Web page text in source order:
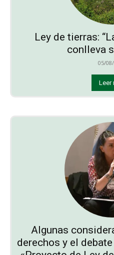
Ley de tierras:
conlleva
05/
Leer
Algunas
derechos y el